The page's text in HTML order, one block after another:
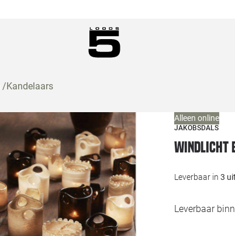
/Kandelaars
Alleen online
JAKOBSDALS
Windlicht
Leverbaar in 3
Leverbaar